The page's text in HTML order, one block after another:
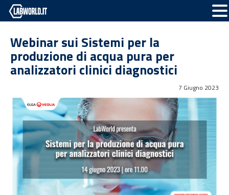
Webinar sui Sistemi per la
produzione di acqua pura per
analizzatori clinici diagnostici
7 Giugno 2023